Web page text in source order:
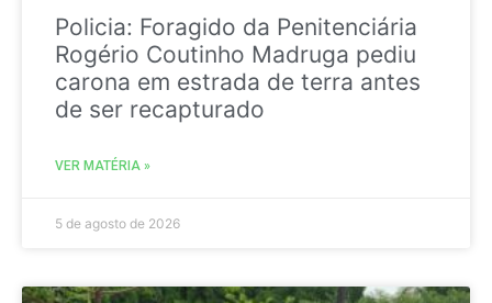
Policia: Foragido da Penitenciária
Rogério Coutinho Madruga pediu
carona em estrada de terra antes
de ser recapturado
VER MATÉRIA »
5 de agosto de 2026